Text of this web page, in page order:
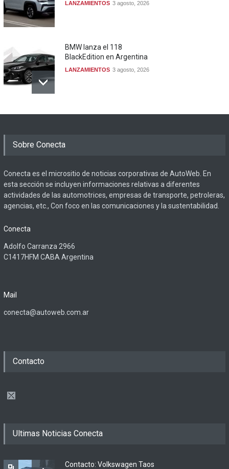
LANZAMIENTOS 3 agosto, 2026
BMW lanza el 118
BlackEdition en Argentina
LANZAMIENTOS 3 agosto, 2026
Sobre Conecta
Conecta es el micrositio de noticias corporativas de AutoWeb. En
esta sección se incluyen informaciones relativas a diferentes
actividades de las automotrices, empresas de transporte, petroleras,
agencias, etc., Con foco en las comunicaciones y la sustentabilidad.
Conecta
Adolfo Carranza 2966
C1417HFM CABA Argentina
Mail
conecta@autoweb.com.ar
Contacto
Ultimas Noticias Conecta
Contacto: Volkswagen Taos